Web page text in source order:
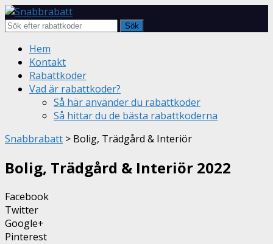
Sök
Skip
content
Hem
Kontakt
Rabattkoder
Vad är rabattkoder?
Så här använder du rabattkoder
Så hittar du de bästa rabattkoderna
Snabbrabatt > Bolig, Trädgård & Interiör
Bolig, Trädgård & Interiör 2022
Facebook
Twitter
Google+
Pinterest